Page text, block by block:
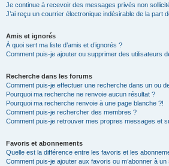
Je continue à recevoir des messages privés non
J’ai reçu un courrier électronique indésirable de la part
Amis et ignorés
À quoi sert ma liste d’amis et d’ignorés ?
Comment puis-je ajouter ou supprimer des utilisateurs
Recherche dans les forums
Comment puis-je effectuer une recherche dans un ou
Pourquoi ma recherche ne renvoie aucun résultat ?
Pourquoi ma recherche renvoie à une page blanche ?!
Comment puis-je rechercher des membres ?
Comment puis-je retrouver mes propres messages et
Favoris et abonnements
Quelle est la différence entre les favoris et les
Comment puis-je ajouter aux favoris ou m’abonner à